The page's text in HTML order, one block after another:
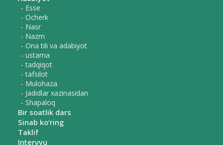
- Esse
- Ocherk
- Nasr
- Nazm
- Ona tili va adabiyot
- ustama
- tadqiqot
- tafsilot
- Mulohaza
- Jadidlar xazinasidan
- Shapaloq
Bir soatlik dars
Sinab ko‘ring
Taklif
Intervyu